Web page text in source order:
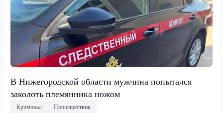
В Нижегородской области мужчина попытался
заколоть племянника ножом
Криминал Происшествия